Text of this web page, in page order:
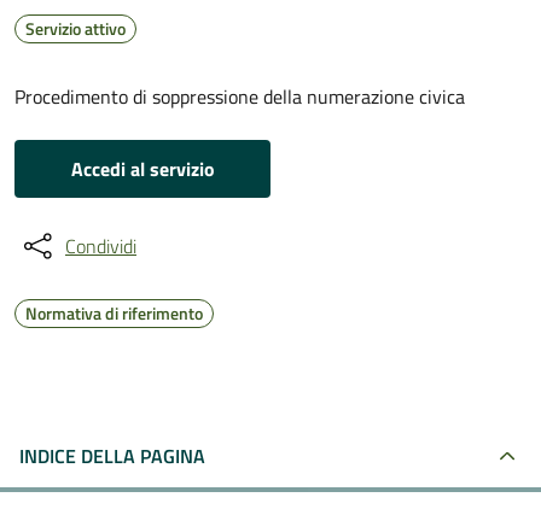
Servizio attivo
Procedimento di soppressione della numerazione civica
Accedi al servizio
Condividi
Normativa di riferimento
INDICE DELLA PAGINA